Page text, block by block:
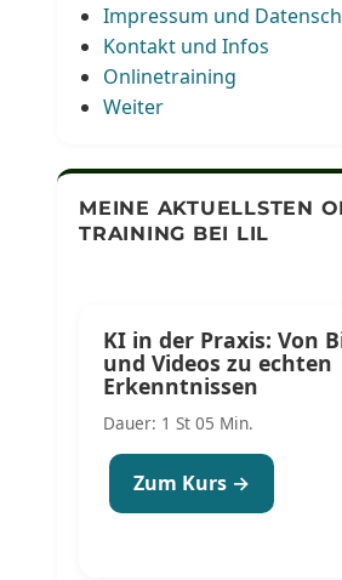
Impressum und
Kontakt und Infos
Onlinetraining
Weiter
MEINE AKTUELLSTEN
TRAINING BEI LIL
KI in der Praxis: Von
und Videos zu echten
Erkenntnissen
Dauer: 1 St 05 Min.
Zum Kurs →